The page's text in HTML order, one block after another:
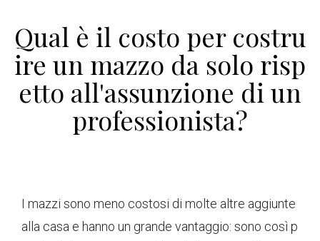
Qual è il costo per costru
ire un mazzo da solo risp
etto all'assunzione di un
professionista?
I mazzi sono meno costosi di molte altre aggiunte
alla casa e hanno un grande vantaggio: sono così p